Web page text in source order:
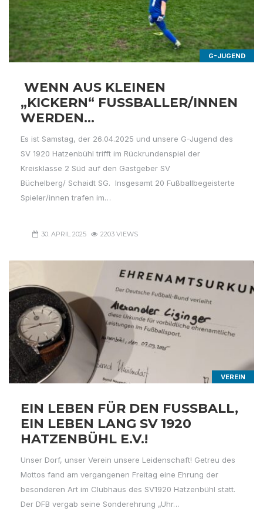
G-JUGEND
WENN AUS KLEINEN
„KICKERN“ FUSSBALLER/INNEN W
ERDEN…
Es ist Samstag, der 26.04.2025 und unsere G-Jugend des
SV 1920 Hatzenbühl trifft im Rückrundenspiel der
Kreisklasse 2 Süd auf den Gastgeber SV
Büchelberg/ Schaidt SG. Insgesamt 20 Fußballbegeisterte
Spieler/innen trafen im…
30. APRIL 2025 2203 VIEWS
VEREIN
EIN LEBEN FÜR DEN FUSSBALL, E
IN LEBEN LANG SV 1920 H
ATZENBÜHL E.V.!
Unser Dorf, unser Verein unsere Leidenschaft! Getreu des
Mottos fand am vergangenen Freitag eine Ehrung der
besonderen Art im Clubhaus des SV1920 Hatzenbühl statt.
Der DFB vergab seine Sonderehrung „Uhr…